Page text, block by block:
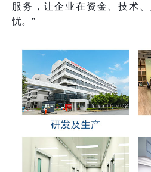
服务，让企业在资金、技术
忧。”